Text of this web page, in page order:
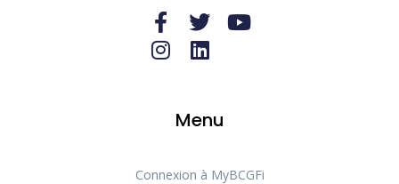
Menu
Connexion à MyBCGFi